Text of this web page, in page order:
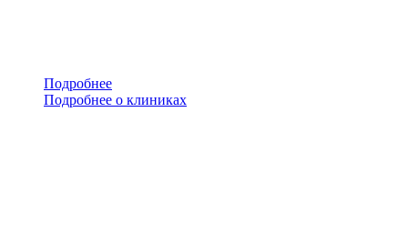
Подробнее
Подробнее о клиниках